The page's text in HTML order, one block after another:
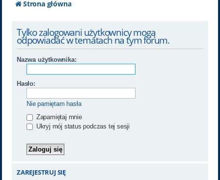
Strona główna
Tylko zalogowani użytkownicy mogą
odpowiadać w tematach na tym forum.
Nazwa użytkownika:
Hasło:
Nie pamiętam hasła
Zapamiętaj mnie
Ukryj mój status podczas tej sesji
ZAREJESTRUJ SIĘ